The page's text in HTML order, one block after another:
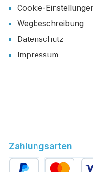
Cookie-
Wegbeschreibung
Datenschutz
Impressum
Zahlungsarten